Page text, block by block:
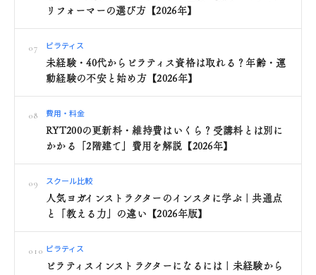
リフォーマーの選び方【2026年】
07 ピラティス
未経験・40代からピラティス資格は取れる？年齢・運
動経験の不安と始め方【2026年】
08 費用・料金
RYT200の更新料・維持費はいくら？受講料とは別に
かかる「2階建て」費用を解説【2026年】
09 スクール比較
人気ヨガインストラクターのインスタに学ぶ｜共通点
と「教える力」の違い【2026年版】
010 ピラティス
ピラティスインストラクターになるには｜未経験から